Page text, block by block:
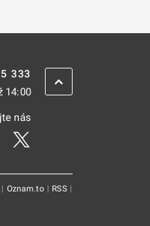
333
14:00
nás
nové kartě
na nové kartě
se otevře na nové kartě
Odkaz se otevře na nové
| Oznam.to | RSS |
ZPĚT NAHORU